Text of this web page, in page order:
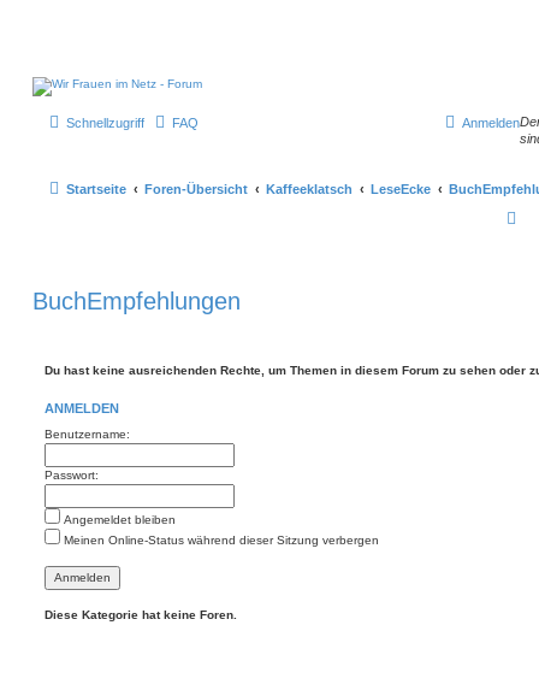
Schnellzugriff FAQ Anmelden
Startseite Foren-Übersicht Kaffeeklatsch LeseEcke
BuchEmpfehlungen
Du hast keine ausreichenden Rechte, um Themen in diesem Forum zu sehen oder
ANMELDEN
Benutzername:
Passwort:
Angemeldet bleiben
Meinen Online-Status während dieser Sitzung verbergen
Diese Kategorie hat keine Foren.